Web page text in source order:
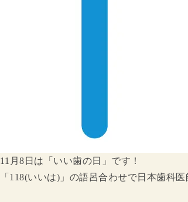
11月8日は「いい歯の日」です！
「118(いいは)」の語呂合わせで日本歯科